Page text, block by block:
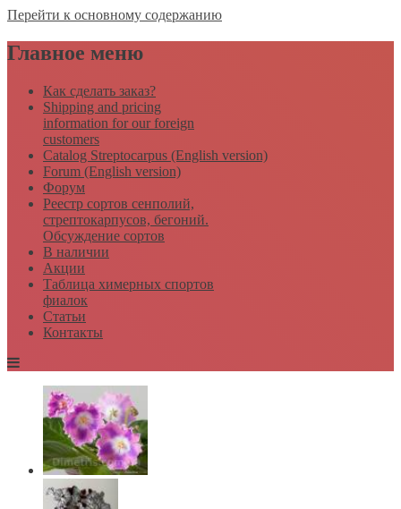
Перейти к основному содержанию
Главное меню
Как сделать заказ?
Shipping and pricing
information for our foreign
customers
Catalog Streptocarpus (English version)
Forum (English version)
Форум
Реестр сортов сенполий,
стрептокарпусов, бегоний.
Обсуждение сортов
В наличии
Акции
Таблица химерных спортов
фиалок
Статьи
Контакты